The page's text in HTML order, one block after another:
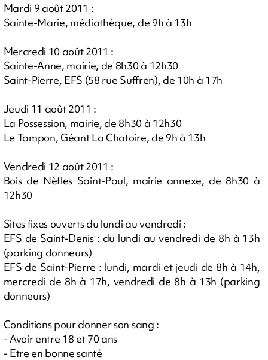
Mardi 9 août 2011 :
Sainte-Marie, médiathèque, de 9h à 13h
Mercredi 10 août 2011 :
Sainte-Anne, mairie, de 8h30 à 12h30
Saint-Pierre, EFS (58 rue Suffren), de 10h à 17h
Jeudi 11 août 2011 :
La Possession, mairie, de 8h30 à 12h30
Le Tampon, Géant La Chatoire, de 9h à 13h
Vendredi 12 août 2011 :
Bois de Nèfles Saint-Paul, mairie annexe, de 8h30 à
12h30
Sites fixes ouverts du lundi au vendredi :
EFS de Saint-Denis : du lundi au vendredi de 8h à 13h
(parking donneurs)
EFS de Saint-Pierre : lundi, mardi et jeudi de 8h à 14h,
mercredi de 8h à 17h, vendredi de 8h à 13h (parking
donneurs)
Conditions pour donner son sang :
- Avoir entre 18 et 70 ans
- Etre en bonne santé